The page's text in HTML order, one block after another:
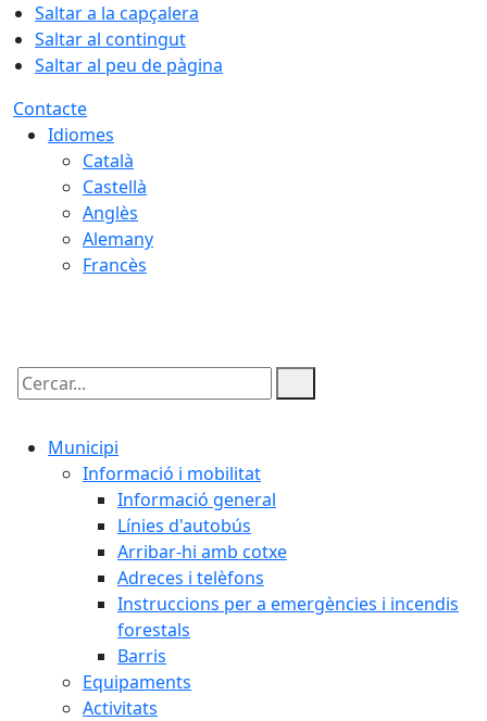
Saltar a la capçalera
Saltar al contingut
Saltar al peu de pàgina
Contacte
Idiomes
Català
Castellà
Anglès
Alemany
Francès
Cercar:
Municipi
Informació i mobilitat
Informació general
Línies d'autobús
Arribar-hi amb cotxe
Adreces i telèfons
Instruccions per a emergències i incendis
forestals
Barris
Equipaments
Activitats